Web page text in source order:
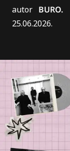
autor BURO.
25.06.2026.